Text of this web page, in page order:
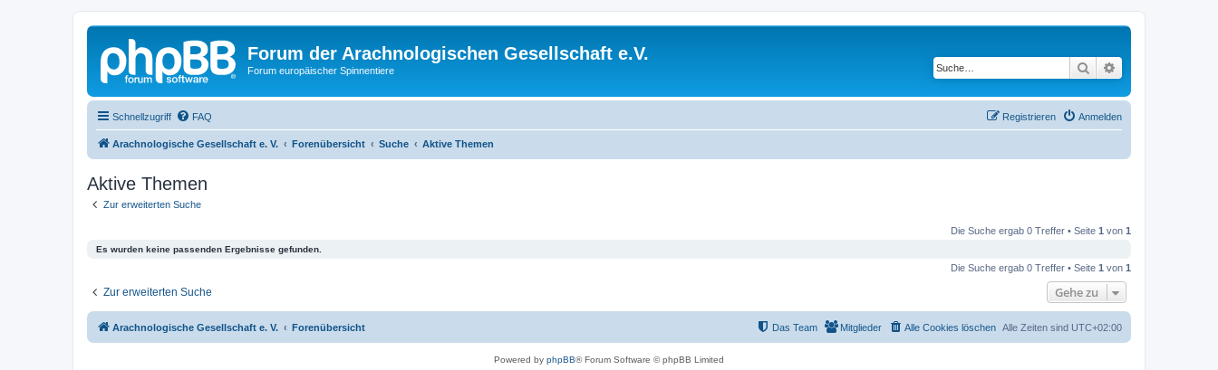
Forum der Arachnologischen Gesellschaft e.V.
Forum europäischer Spinnentiere Suche
Schnellzugriff FAQ Anmelden
Registrieren
Arachnologische Gesellschaft e. V. Forenübersicht Suche Aktive Themen
Aktive Themen
Zur erweiterten Suche
Die Suche ergab 0 Treffer • Seite 1 von 1
Es wurden keine passenden Ergebnisse gefunden.
Die Suche ergab 0 Treffer • Seite 1 von 1
Zur erweiterten Suche Gehe zu
Arachnologische Gesellschaft e. V. Forenübersicht Alle Zeiten sind UTC+02:00
Alle Cookies löschen
Mitglieder
Das Team
Powered by phpBB® Forum Software © phpBB Limited